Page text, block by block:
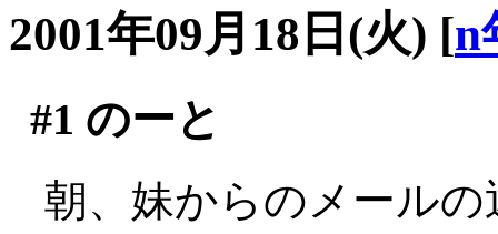
2001年09月18日(火) [n
#1 のーと
朝、妹からのメール